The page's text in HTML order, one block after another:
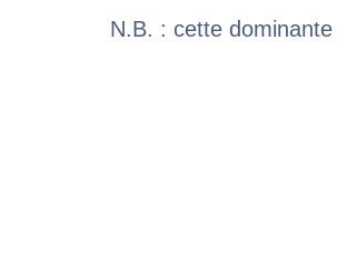
N.B. : cette